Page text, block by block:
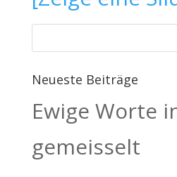
Neueste Beiträge
Ewige Worte
gemeisselt